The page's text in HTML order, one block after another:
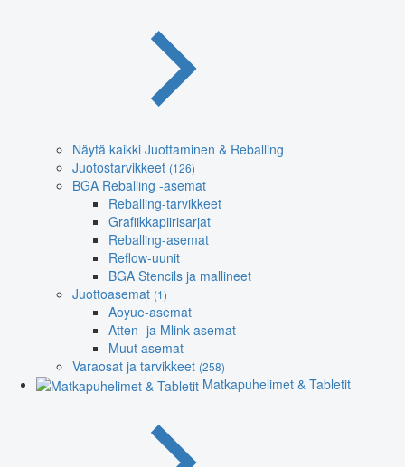
Näytä kaikki Juottaminen & Reballing
Juotostarvikkeet (126)
BGA Reballing -asemat
Reballing-tarvikkeet
Grafiikkapiirisarjat
Reballing-asemat
Reflow-uunit
BGA Stencils ja mallineet
Juottoasemat (1)
Aoyue-asemat
Atten- ja Mlink-asemat
Muut asemat
Varaosat ja tarvikkeet (258)
Matkapuhelimet & Tabletit